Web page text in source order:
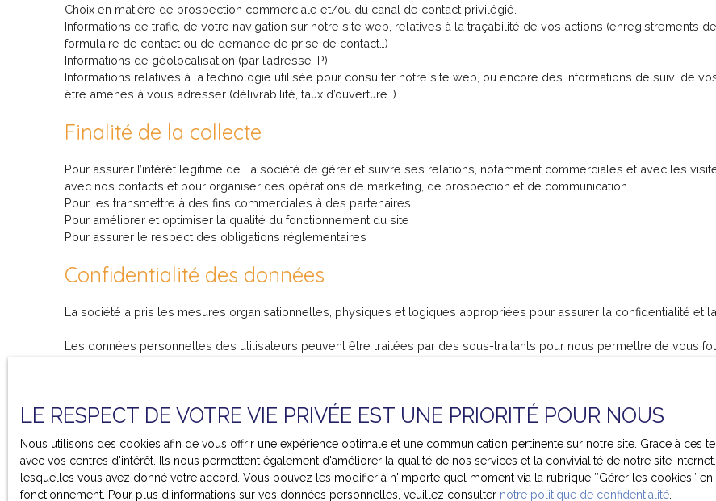
Choix en matière de prospection commerciale et/ou du canal de contact privilégié.
Informations de trafic, de votre navigation sur notre site web, relatives à la traçabilité de vos actions (enregistrements
formulaire de contact ou de demande de prise de contact…)
Informations de géolocalisation (par l’adresse IP)
Informations relatives à la technologie utilisée pour consulter notre site web, ou encore des informations de suivi de
être amenés à vous adresser (délivrabilité, taux d’ouverture…).
Finalité de la collecte
Pour assurer l’intérêt légitime de La société de gérer et suivre ses relations, notamment commerciales et avec les
avec nos contacts et pour organiser des opérations de marketing, de prospection et de communication.
Pour les transmettre à des fins commerciales à des partenaires
Pour améliorer et optimiser la qualité du fonctionnement du site
Pour assurer le respect des obligations réglementaires
Confidentialité des données
La société a pris les mesures organisationnelles, physiques et logiques appropriées pour assurer la confidentialité et
Les données personnelles des utilisateurs peuvent être traitées par des sous-traitants pour nous permettre de vous
Nous conservons vos données uniquement le temps nécessaire pour les finalités poursuivies, conformément aux
Droits des utilisateurs
Conformément à la réglementation européenne et à la loi Informatique et libertés du 6 janvier 1978, les internautes
LE RESPECT DE VOTRE VIE PRIVÉE EST UNE PRIORITÉ POUR NOUS
Nous utilisons des cookies afin de vous offrir une expérience optimale et une communication pertinente sur notre site. Grace à
avec vos centres d'intérêt. Ils nous permettent également d'améliorer la qualité de nos services et la convivialité de notre site
lesquelles vous avez donné votre accord. Vous pouvez les modifier à n'importe quel moment via la rubrique ″Gérer les cookies″
fonctionnement. Pour plus d'informations sur vos données personnelles, veuillez consulter notre politique de confidentialité